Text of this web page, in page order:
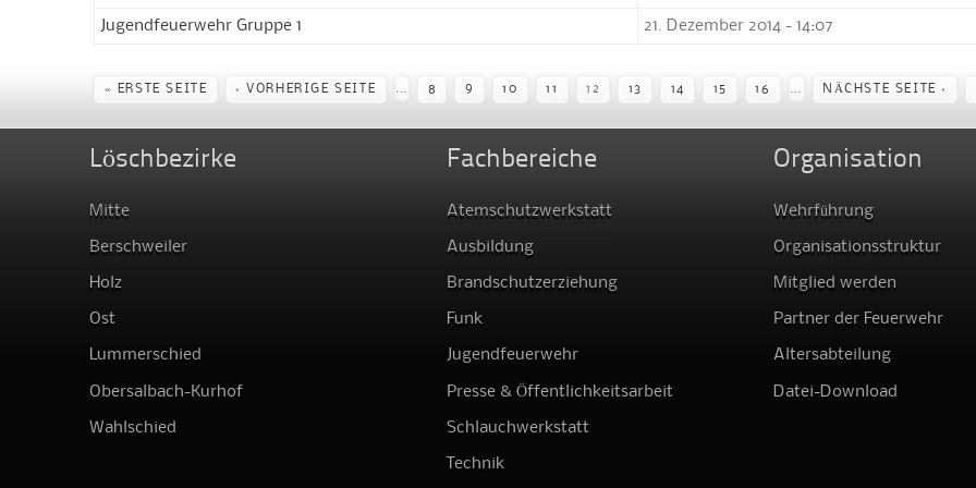
Jugendfeuerwehr Gruppe 1 21. Dezember 2014 - 14:07
Seiten
« ERSTE SEITE ‹ VORHERIGE SEITE 8 9 10 11 12 13 14 15 16 NÄCHSTE SEITE ›
Löschbezirke
Mitte
Berschweiler
Holz
Ost
Lummerschied
Obersalbach-Kurhof
Wahlschied
Fachbereiche
Atemschutzwerkstatt
Ausbildung
Brandschutzerziehung
Funk
Jugendfeuerwehr
Presse & Öffentlichkeitsarbeit
Schlauchwerkstatt
Technik
Organisation
Wehrführung
Organisationsstruktur
Mitglied werden
Partner der Feuerwehr
Altersabteilung
Datei-Download